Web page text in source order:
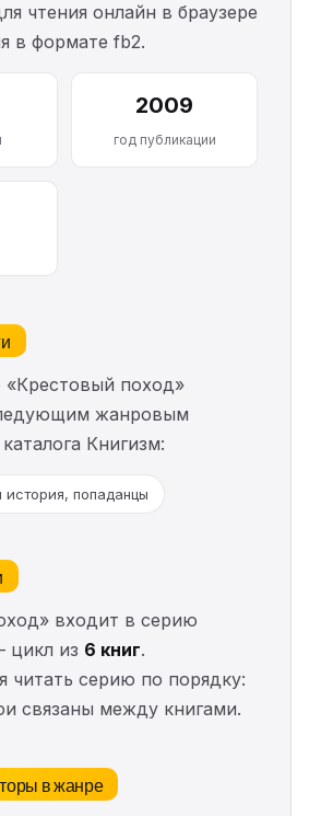
чтения онлайн в браузере
в формате fb2.
2009
год публикации
«Крестовый поход»
жанровым
Книгизм:
история, попаданцы
входит в серию
цикл из 6 книг.
читать серию по порядку:
связаны между книгами.
в жанре